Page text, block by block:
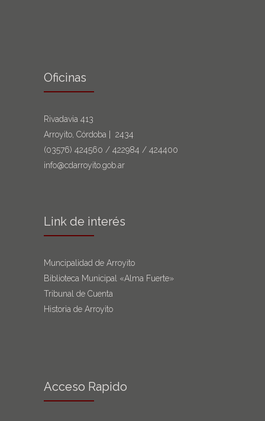
Oficinas
Rivadavia 413
Arroyito, Córdoba | 2434
(03576) 424560 / 422984 / 424400
info@cdarroyito.gob.ar
Link de interés
Muncipalidad de Arroyito
Biblioteca Municipal «Alma Fuerte»
Tribunal de Cuenta
Historia de Arroyito
Acceso Rapido